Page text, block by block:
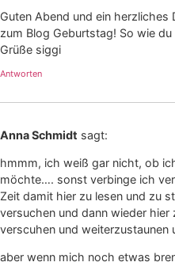
Guten Abend und ein
zum Blog Geburtstag! So wie
Grüße siggi
Antworten
Anna Schmidt sagt:
hmmm, ich weiß gar nicht, ob
möchte…. sonst verbinge ich
Zeit damit hier zu lesen und zu
versuchen und dann wieder
verscuhen und weiterzustaunen
aber wenn mich noch etwas